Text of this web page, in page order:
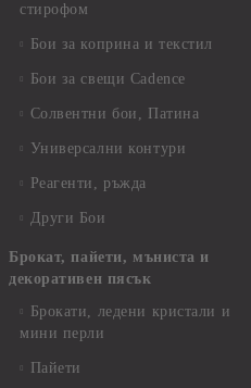
стирофом
Бои за коприна и текстил
Бои за свещи Cadence
Солвентни бои, Патина
Универсални контури
Реагенти, ръжда
Други Бои
Брокат, пайети, мъниста и
декоративен пясък
Брокати, ледени кристали и
мини перли
Пайети